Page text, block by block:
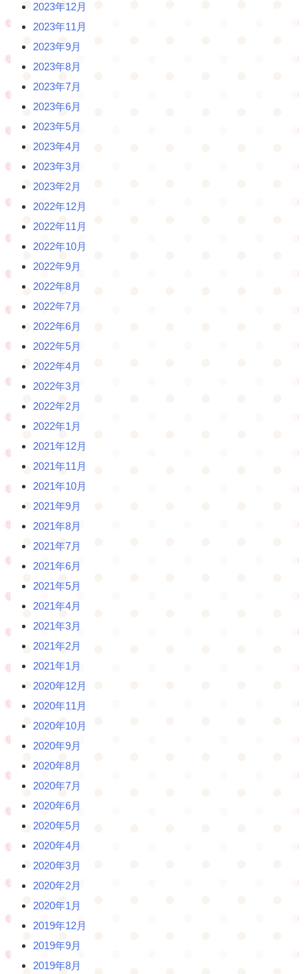
2023年12月
2023年11月
2023年9月
2023年8月
2023年7月
2023年6月
2023年5月
2023年4月
2023年3月
2023年2月
2022年12月
2022年11月
2022年10月
2022年9月
2022年8月
2022年7月
2022年6月
2022年5月
2022年4月
2022年3月
2022年2月
2022年1月
2021年12月
2021年11月
2021年10月
2021年9月
2021年8月
2021年7月
2021年6月
2021年5月
2021年4月
2021年3月
2021年2月
2021年1月
2020年12月
2020年11月
2020年10月
2020年9月
2020年8月
2020年7月
2020年6月
2020年5月
2020年4月
2020年3月
2020年2月
2020年1月
2019年12月
2019年9月
2019年8月